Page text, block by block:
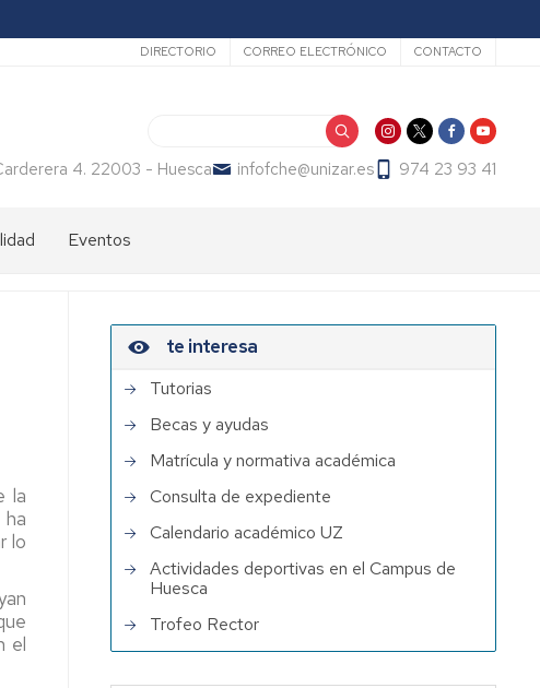
Secundario
DIRECTORIO CORREO ELECTRÓNICO CONTACTO
4. 22003 - Huesca infofche@unizar.es 974 23 93 41
Eventos
la
lo
el
te interesa
Tutorias
Becas y ayudas
Matrícula y normativa académica
Consulta de expediente
Calendario académico UZ
Actividades deportivas en el Campus de
Huesca
Trofeo Rector